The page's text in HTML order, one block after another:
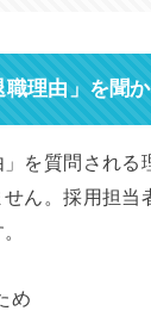
理由」を聞
を質問される
ん。採用担当
め